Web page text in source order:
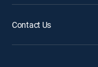
Contact Us